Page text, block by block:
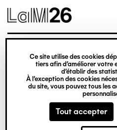
Gestion des cookies
Ce site utilise des cookies
tiers afin d’améliorer votre
d’établir des
À l’exception des cookies
du site, vous pouvez tous les
Tout accepter
contenu